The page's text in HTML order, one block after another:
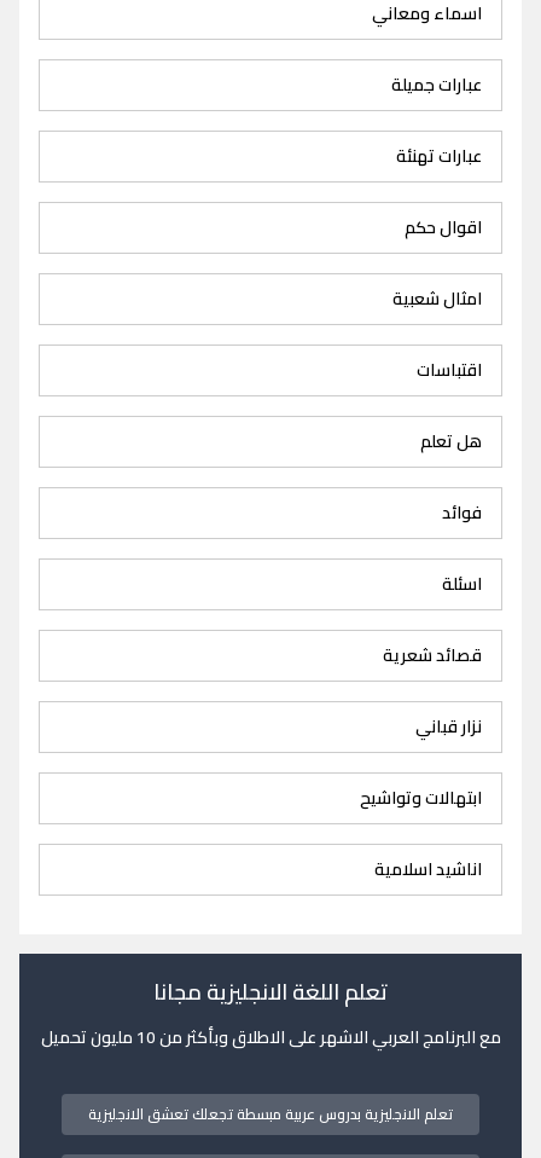
اسماء ومعاني
عبارات جميلة
عبارات تهنئة
اقوال حكم
امثال شعبية
اقتباسات
هل تعلم
فوائد
اسئلة
قصائد شعرية
نزار قباني
ابتهالات وتواشيح
اناشيد اسلامية
تعلم اللغة الانجليزية مجانا
مع البرنامج العربي الاشهر على الاطلاق وبأكثر من 10 مليون تحميل
تعلم الانجليزية بدروس عربية مبسطة تجعلك تعشق الانجليزية